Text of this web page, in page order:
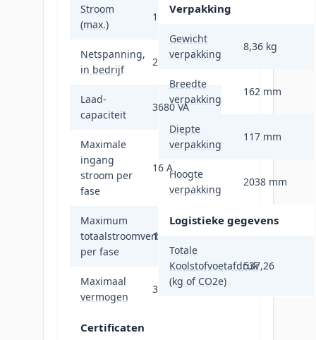
Stroom
(max.)
16 A
Netspanning,
in bedrijf
200-230 V
Laad-
capaciteit
3680 VA
Maximale
ingang
stroom per
fase
16 A
Maximum
totaalstroomverbruik
per fase
16 A
Maximaal
vermogen
3680 W
Certificaten
Verpakking
Gewicht
verpakking
8,36 kg
Breedte
verpakking
162 mm
Diepte
verpakking
117 mm
Hoogte
verpakking
2038 mm
Logistieke gegevens
Totale
Koolstofvoetafdruk
(kg of CO2e)
537,26